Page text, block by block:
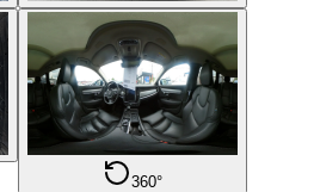
360°